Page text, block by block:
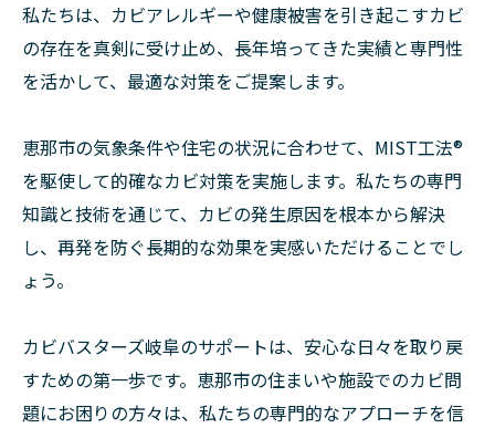
私たちは、カビアレルギーや健康被害を引き起こすカビ
の存在を真剣に受け止め、長年培ってきた実績と専門性
を活かして、最適な対策をご提案します。
恵那市の気象条件や住宅の状況に合わせて、MIST工法®
を駆使して的確なカビ対策を実施します。私たちの専門
知識と技術を通じて、カビの発生原因を根本から解決
し、再発を防ぐ長期的な効果を実感いただけることでし
ょう。
カビバスターズ岐阜のサポートは、安心な日々を取り戻
すための第一歩です。恵那市の住まいや施設でのカビ問
題にお困りの方々は、私たちの専門的なアプローチを信